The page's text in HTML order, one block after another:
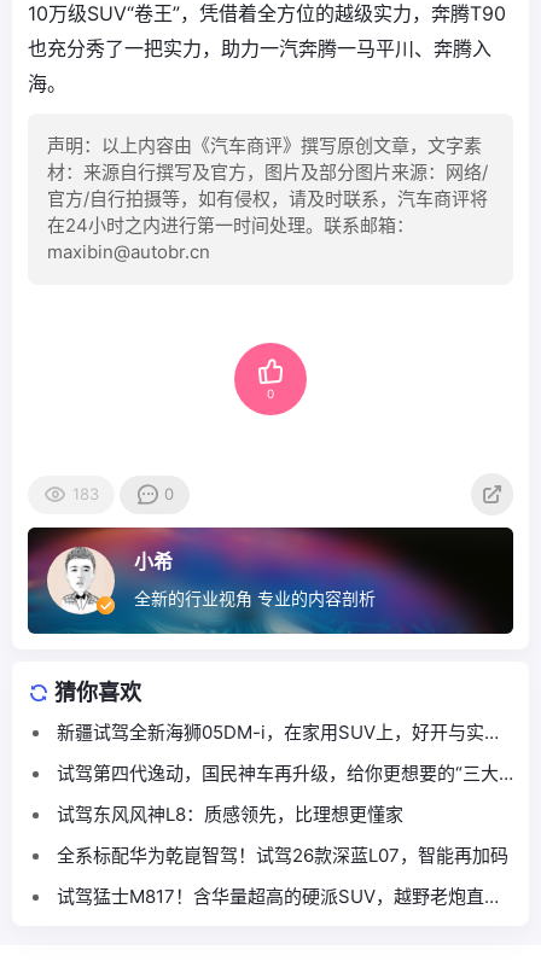
10万级SUV“卷王”，凭借着全方位的越级实力，奔腾T90
也充分秀了一把实力，助力一汽奔腾一马平川、奔腾入
海。
声明：以上内容由《汽车商评》撰写原创文章，文字素
材：来源自行撰写及官方，图片及部分图片来源：网络/
官方/自行拍摄等，如有侵权，请及时联系，汽车商评将
在24小时之内进行第一时间处理。联系邮箱：
maxibin@autobr.cn
0
183 0
小希
全新的行业视角 专业的内容剖析
猜你喜欢
新疆试驾全新海狮05DM-i，在家用SUV上，好开与实用
能否并存？
试驾第四代逸动，国民神车再升级，给你更想要的“三大
满足”
试驾东风风神L8：质感领先，比理想更懂家
全系标配华为乾崑智驾！试驾26款深蓝L07，智能再加码
试驾猛士M817！含华量超高的硬派SUV，越野老炮直呼